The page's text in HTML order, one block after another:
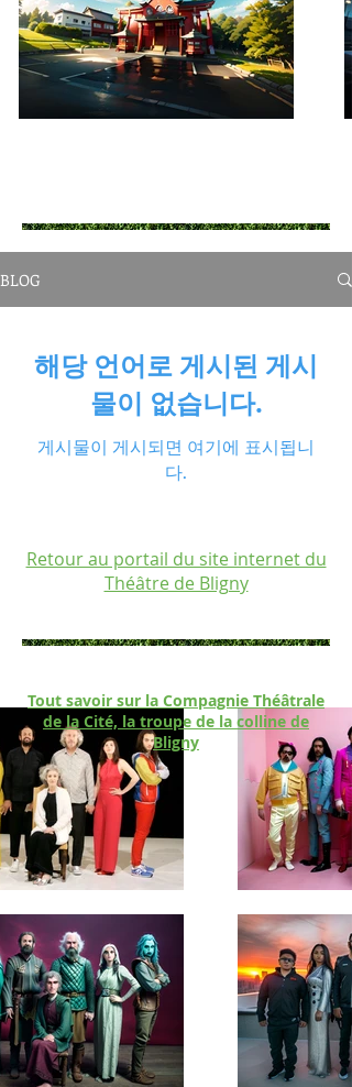
BLOG
해당 언어로 게시된 게시
물이 없습니다.
게시물이 게시되면 여기에 표시됩니
다.
Retour au portail du site internet du
Théâtre de Bligny
Tout savoir sur la Compagnie Théâtrale
de la Cité, la troupe de la colline de
Bligny